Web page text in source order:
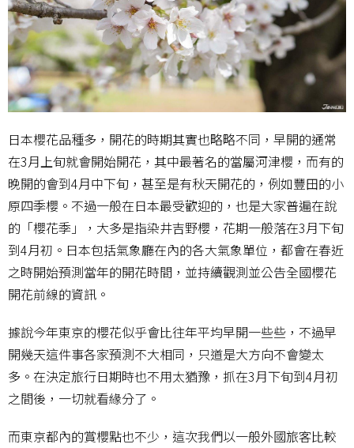
日本櫻花品種多，開花的時期其實也略略不同，早開的通常
在3月上旬就會開始開花，其中最著名的當屬河津櫻，而有的
晚開的會到4月中下旬，甚至是有秋天開花的，例如豐田的小
原四季櫻。不過一般在日本最受歡迎的，也是大家普遍在說
的「櫻花季」，大多是指染井吉野櫻，花期一般落在3月下旬
到4月初。日本包括氣象廳在內的各大氣象單位，都會在春近
之時開始預測當年的開花時間，並持續觀測並公告全國櫻花
開花前線的資訊。
據說今年東京的櫻花似乎會比往年平均早開一些些，不過早
開幾天這件事各家預測不大相同，只道是大方向不會變太
多。在決定旅行日期時也不用太猶豫，抓在3月下旬到4月初
之間後，一切就看緣分了。
而東京都內的賞櫻點也不少，這次我們以一般外國旅客比較